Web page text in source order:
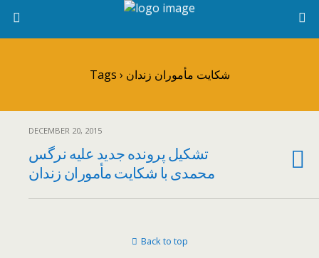
Tags › شکایت مأموران زندان
DECEMBER 20, 2015
تشکیل پرونده جدید علیه نرگس
محمدی با شکایت مأموران زندان
Back to top